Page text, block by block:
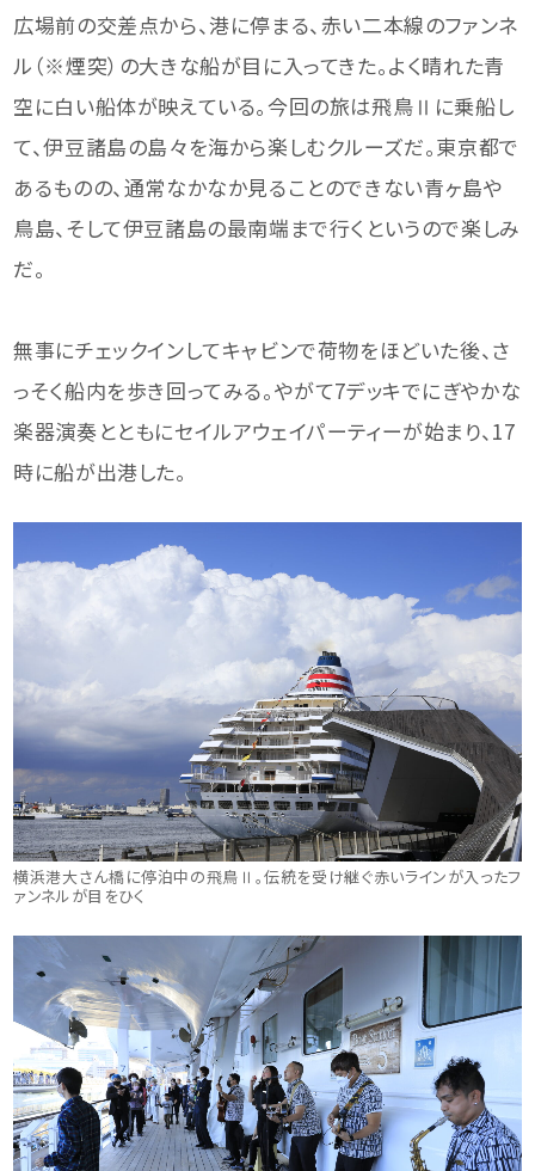
広場前の交差点から、港に停まる、赤い二本線のファンネ
ル（※煙突）の大きな船が目に入ってきた。よく晴れた青
空に白い船体が映えている。今回の旅は飛鳥Ⅱに乗船し
て、伊豆諸島の島々を海から楽しむクルーズだ。東京都で
あるものの、通常なかなか見ることのできない青ヶ島や
鳥島、そして伊豆諸島の最南端まで行くというので楽しみ
だ。
無事にチェックインしてキャビンで荷物をほどいた後、さ
っそく船内を歩き回ってみる。やがて7デッキでにぎやかな
楽器演奏とともにセイルアウェイパーティーが始まり、17
時に船が出港した。
横浜港大さん橋に停泊中の飛鳥Ⅱ。伝統を受け継ぐ赤いラインが入ったフ
ァンネルが目をひく